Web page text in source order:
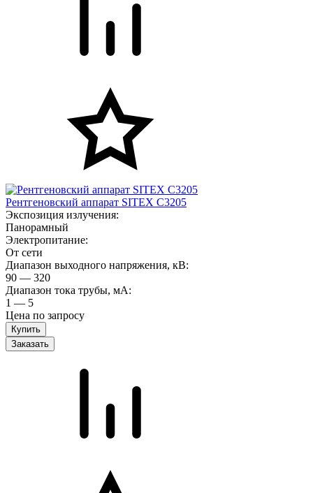
Рентгеновский аппарат SITEX C3205
Экспозиция излучения:
Панорамный
Электропитание:
От сети
Диапазон выходного напряжения, кВ:
90 — 320
Диапазон тока трубы, мА:
1 — 5
Цена по запросу
Заказать